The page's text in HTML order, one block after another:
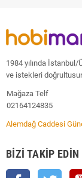
1984 yılında
ve istekleri
Mağaza Telf
02164124835
Alemdağ Caddesi
BIZI TAKIP EDIN
Facebook